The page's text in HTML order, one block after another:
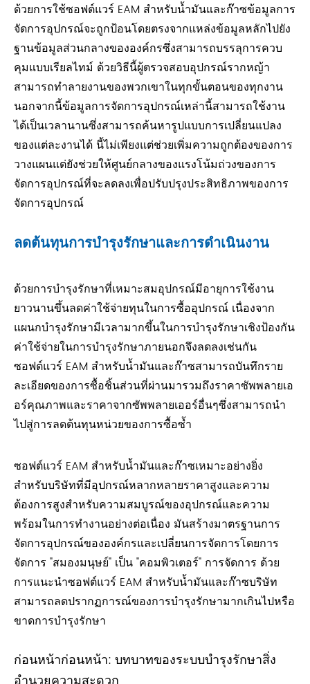
ด้วยการใช้ซอฟต์แวร์ EAM สำหรับน้ำมันและก๊าซข้อมูลการ
จัดการอุปกรณ์จะถูกป้อนโดยตรงจากแหล่งข้อมูลหลักไปยัง
ฐานข้อมูลส่วนกลางขององค์กรซึ่งสามารถบรรลุการควบ
คุมแบบเรียลไทม์ ด้วยวิธีนี้ผู้ตรวจสอบอุปกรณ์รากหญ้า
สามารถทำลายงานของพวกเขาในทุกขั้นตอนของทุกงาน
นอกจากนี้ข้อมูลการจัดการอุปกรณ์เหล่านี้สามารถใช้งาน
ได้เป็นเวลานานซึ่งสามารถค้นหารูปแบบการเปลี่ยนแปลง
ของแต่ละงานได้ นี้ไม่เพียงแต่ช่วยเพิ่มความถูกต้องของการ
วางแผนแต่ยังช่วยให้ศูนย์กลางของแรงโน้มถ่วงของการ
จัดการอุปกรณ์ที่จะลดลงเพื่อปรับปรุงประสิทธิภาพของการ
จัดการอุปกรณ์
ลดต้นทุนการบำรุงรักษาและการดำเนินงาน
ด้วยการบำรุงรักษาที่เหมาะสมอุปกรณ์มีอายุการใช้งาน
ยาวนานขึ้นลดค่าใช้จ่ายทุนในการซื้ออุปกรณ์ เนื่องจาก
แผนกบำรุงรักษามีเวลามากขึ้นในการบำรุงรักษาเชิงป้องกัน
ค่าใช้จ่ายในการบำรุงรักษาภายนอกจึงลดลงเช่นกัน
ซอฟต์แวร์ EAM สำหรับน้ำมันและก๊าซสามารถบันทึกราย
ละเอียดของการซื้อชิ้นส่วนที่ผ่านมารวมถึงราคาซัพพลายเอ
อร์คุณภาพและราคาจากซัพพลายเออร์อื่นๆซึ่งสามารถนำ
ไปสู่การลดต้นทุนหน่วยของการซื้อซ้ำ
ซอฟต์แวร์ EAM สำหรับน้ำมันและก๊าซเหมาะอย่างยิ่ง
สำหรับบริษัทที่มีอุปกรณ์หลากหลายราคาสูงและความ
ต้องการสูงสำหรับความสมบูรณ์ของอุปกรณ์และความ
พร้อมในการทำงานอย่างต่อเนื่อง มันสร้างมาตรฐานการ
จัดการอุปกรณ์ขององค์กรและเปลี่ยนการจัดการโดยการ
จัดการ "สมองมนุษย์" เป็น "คอมพิวเตอร์" การจัดการ ด้วย
การแนะนำซอฟต์แวร์ EAM สำหรับน้ำมันและก๊าซบริษัท
สามารถลดปรากฏการณ์ของการบำรุงรักษามากเกินไปหรือ
ขาดการบำรุงรักษา
ก่อนหน้าก่อนหน้า: บทบาทของระบบบำรุงรักษาสิ่ง